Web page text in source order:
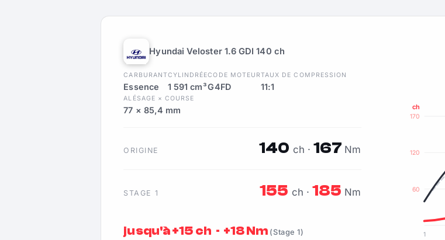
Hyundai Veloster 1.6 GDI 140 ch
CARBURANT
Essence
CYLINDRÉE
1 591 cm³
CODE MOTEUR
G4FD
TAUX DE COMPRESSION
11:1
ALÉSAGE × COURSE
77 × 85,4 mm
ORIGINE 140 ch · 167 Nm
STAGE 1 155 ch ·185 Nm
jusqu'à +15 ch · +18 Nm (Stage 1)
60
120
170
ch
1